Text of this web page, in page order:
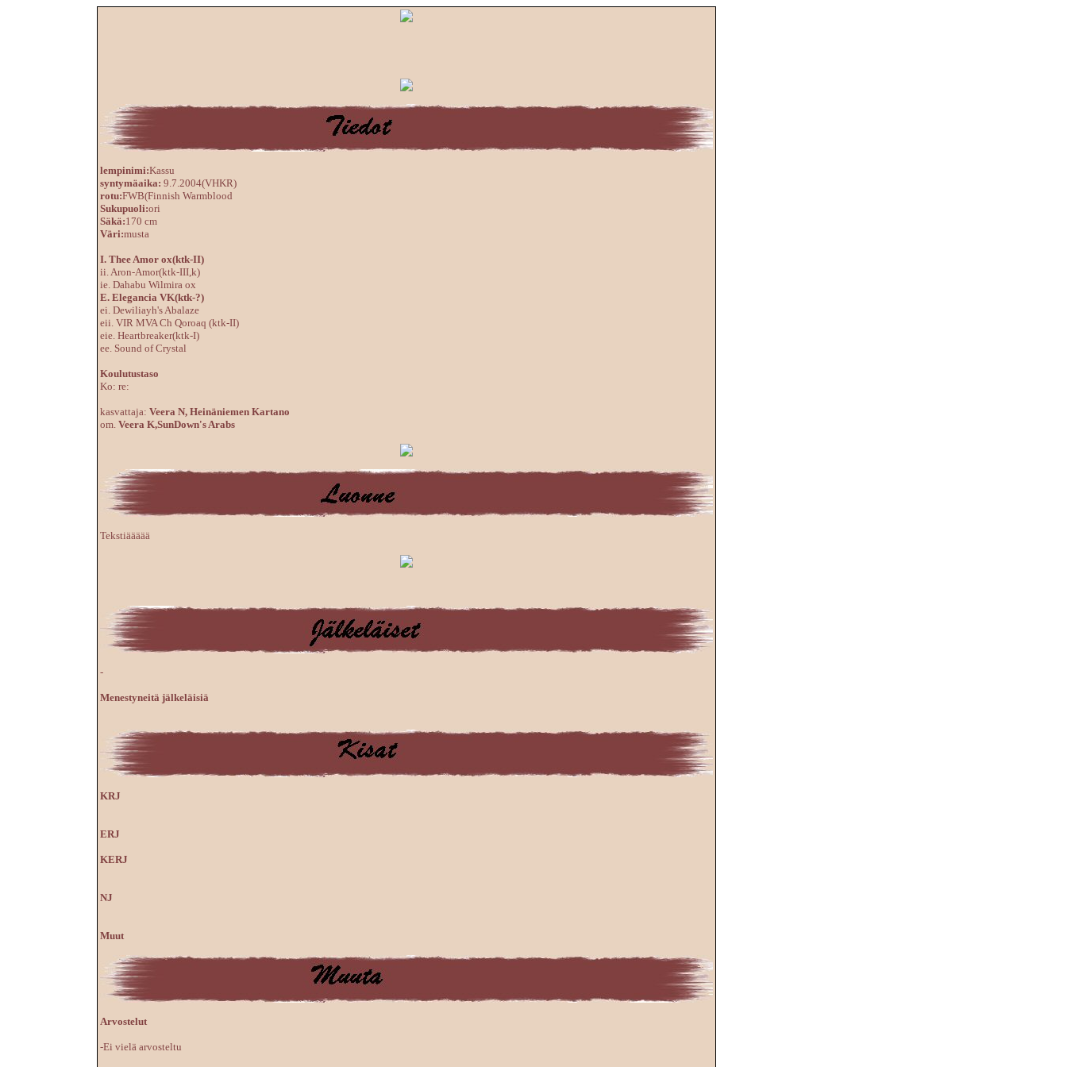
lempinimi:Kassu
syntymäaika: 9.7.2004(VHKR)
rotu:FWB(Finnish Warmblood
Sukupuoli:ori
Säkä:170 cm
Väri:musta
I. Thee Amor ox(ktk-II)
ii. Aron-Amor(ktk-III,k)
ie. Dahabu Wilmira ox
E. Elegancia VK(ktk-?)
ei. Dewiliayh's Abalaze
eii. VIR MVA Ch Qoroaq (ktk-II)
eie. Heartbreaker(ktk-I)
ee. Sound of Crystal
Koulutustaso
Ko: re:
kasvattaja: Veera N, Heinäniemen Kartano
om. Veera K,SunDown's Arabs
Tekstiäääää
-
Menestyneitä jälkeläisiä
KRJ
ERJ
KERJ
NJ
Muut
Arvostelut
-Ei vielä arvosteltu